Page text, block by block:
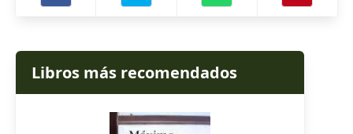
Libros más recomendados